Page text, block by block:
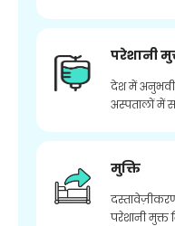
परेशानी
देश में अनुभवी
अस्पतालों में
मुक्ति
परेशानी मुक्त